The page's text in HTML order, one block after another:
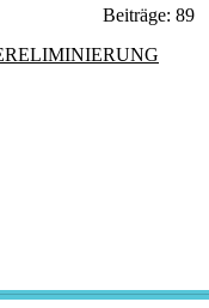
Beiträge: 89